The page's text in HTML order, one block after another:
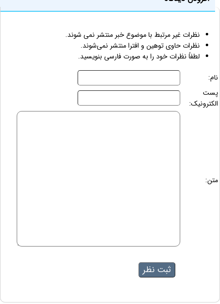
نظرات غیر مرتبط با موضوع خبر منتشر نمی شوند.
نظرات حاوی توهین و افترا منتشر نمی‌شوند.
لطفاً نظرات خود را به صورت فارسی بنویسید.
نام:
پست
الکترونیک:
متن: